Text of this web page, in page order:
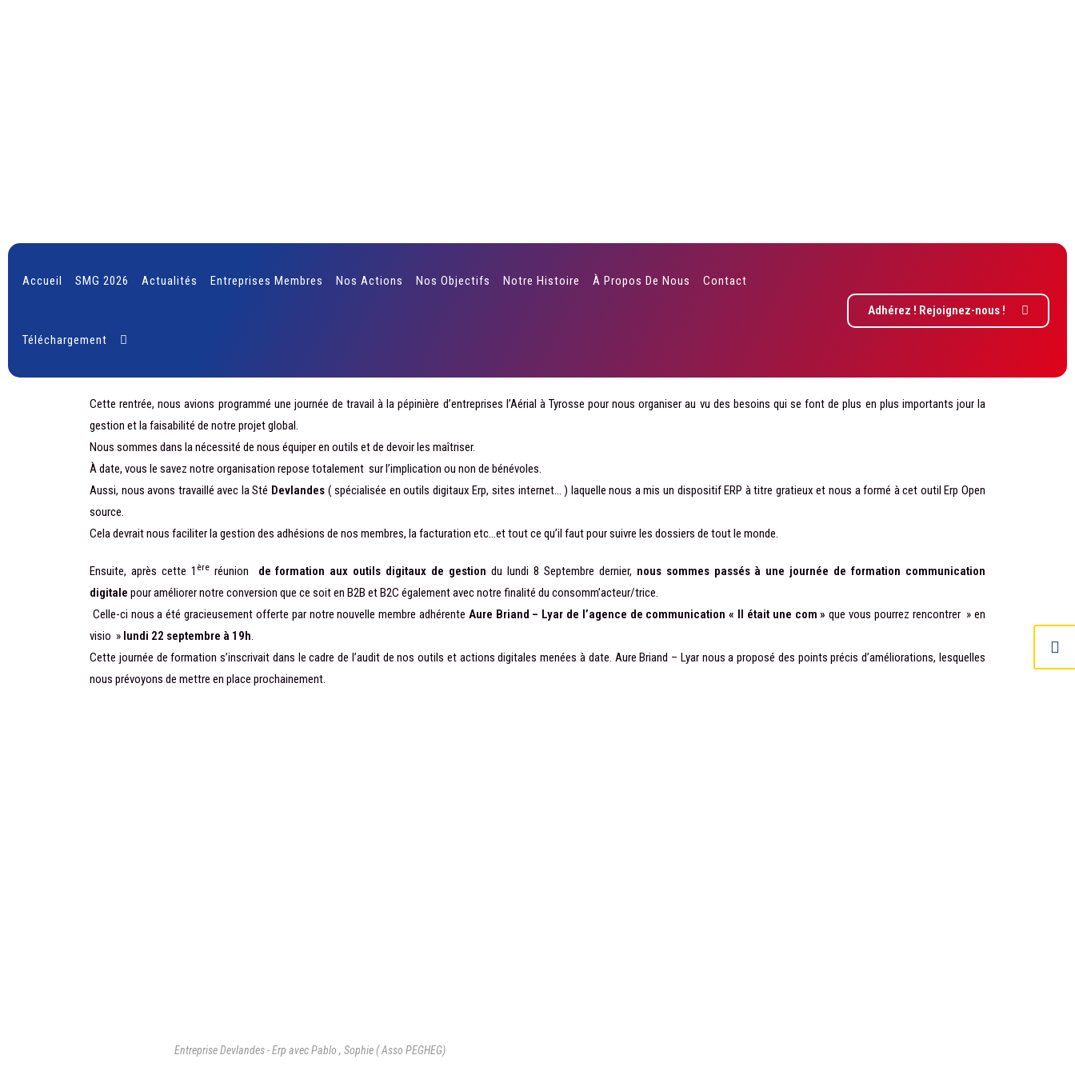
Accueil SMG 2026 Actualités Entreprises Membres Nos Actions Nos Objectifs Notre Histoire À Propos De Nous Contact
Téléchargement
Adhérez ! Rejoignez-nous !
Cette rentrée, nous avions programmé une journée de travail à la pépinière d’entreprises l’Aérial à Tyrosse pour nous organiser au vu des besoins qui se font de plus en plus importants jour la
gestion et la faisabilité de notre projet global.
Nous sommes dans la nécessité de nous équiper en outils et de devoir les maîtriser.
À date, vous le savez notre organisation repose totalement sur l’implication ou non de bénévoles.
Aussi, nous avons travaillé avec la Sté Devlandes ( spécialisée en outils digitaux Erp, sites internet… ) laquelle nous a mis un dispositif ERP à titre gratieux et nous a formé à cet outil Erp Open
source.
Cela devrait nous faciliter la gestion des adhésions de nos membres, la facturation etc…et tout ce qu’il faut pour suivre les dossiers de tout le monde.
Ensuite, après cette 1 èreréunion de formation aux outils digitaux de gestion du lundi 8 Septembre dernier, nous sommes passés à une journée de formation communication
digitale pour améliorer notre conversion que ce soit en B2B et B2C également avec notre finalité du consomm’acteur/trice.
Celle-ci nous a été gracieusement offerte par notre nouvelle membre adhérente Aure Briand – Lyar de l’agence de communication « Il était une com » que vous pourrez rencontrer » en
visio » lundi 22 septembre à 19h.
Cette journée de formation s’inscrivait dans le cadre de l’audit de nos outils et actions digitales menées à date. Aure Briand – Lyar nous a proposé des points précis d’améliorations, lesquelles
nous prévoyons de mettre en place prochainement.
Entreprise Devlandes - Erp avec Pablo , Sophie ( Asso PEGHEG)